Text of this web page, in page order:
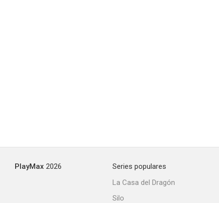
PlayMax 2026
Series populares
La Casa del Dragón
Silo